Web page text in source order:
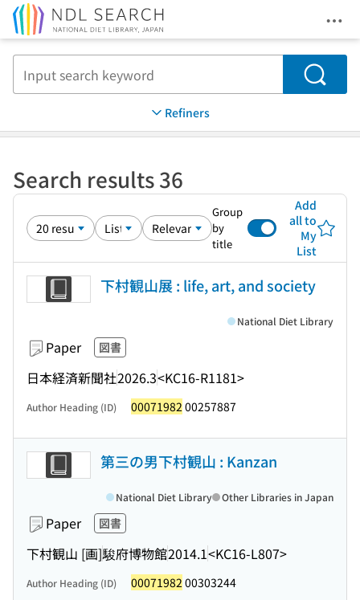
Search
Refiners
Search results 36
Group
by
title
Add
all to
My
List
下村観山展 : life, art, and society
Paper 図書
日本経済新聞社2026.3<KC16-R1181>
National Diet Library
Author Heading (ID) 00071982 00257887
第三の男下村観山 : Kanzan
Paper 図書
下村観山 [画]駿府博物館2014.1<KC16-L807>
National Diet Library Other Libraries in Japan
Author Heading (ID) 00071982 00303244